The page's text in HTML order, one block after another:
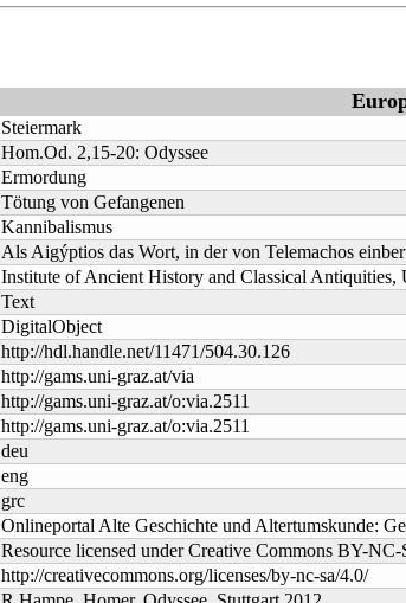
Steiermark
Hom.Od. 2,15-20: Odyssee
Ermordung
Tötung von Gefangenen
Kannibalismus
Als Aigýptios das Wort, in der von Telemachos
Institute of Ancient History and Classical Antiquities,
Text
DigitalObject
http://hdl.handle.net/11471/504.30.126
http://gams.uni-graz.at/via
http://gams.uni-graz.at/o:via.2511
http://gams.uni-graz.at/o:via.2511
deu
eng
grc
Onlineportal Alte Geschichte und Altertumskunde:
Resource licensed under Creative Commons BY-NC-
http://creativecommons.org/licenses/by-nc-sa/4.0/